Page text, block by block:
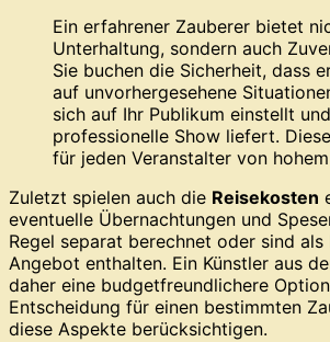
Ein erfahrener Zauberer bietet
Unterhaltung, sondern auch
Sie buchen die Sicherheit, dass
auf unvorhergesehene
sich auf Ihr Publikum einstellt
professionelle Show liefert.
für jeden Veranstalter von
Zuletzt spielen auch die Reisekosten
eventuelle Übernachtungen und
Regel separat berechnet oder sind als
Angebot enthalten. Ein Künstler aus
daher eine budgetfreundlichere
Entscheidung für einen bestimmten
diese Aspekte berücksichtigen.